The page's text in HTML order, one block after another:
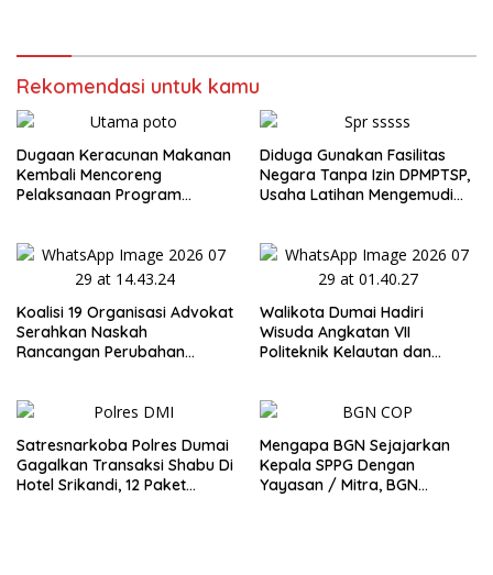
Rekomendasi untuk kamu
Dugaan Keracunan Makanan
Kembali Mencoreng
Pelaksanaan Program
Diduga Gunakan Fasilitas
Negara Tanpa Izin DPMPTSP,
Usaha Latihan Mengemudi
Koalisi 19 Organisasi Advokat
Serahkan Naskah
Rancangan Perubahan
RI
Walikota Dumai Hadiri
Wisuda Angkatan VII
Politeknik Kelautan dan
Satresnarkoba Polres Dumai
Gagalkan Transaksi Shabu Di
Hotel Srikandi, 12 Paket
Mengapa BGN Sejajarkan
Kepala SPPG Dengan
Yayasan / Mitra, BGN